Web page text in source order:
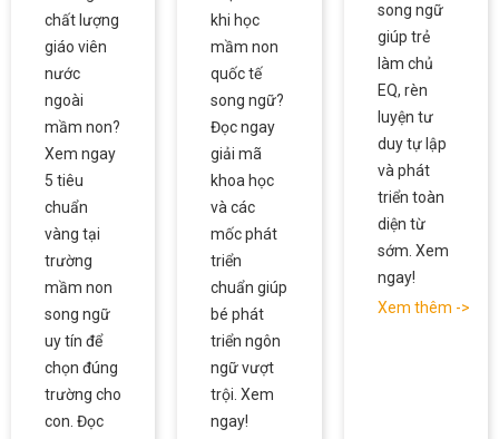
chất lượng
giáo viên
nước
ngoài
mầm non?
Xem ngay
5 tiêu
chuẩn
vàng tại
trường
mầm non
song ngữ
uy tín để
chọn đúng
trường cho
con. Đọc
khi học
mầm non
quốc tế
song ngữ?
Đọc ngay
giải mã
khoa học
và các
mốc phát
triển
chuẩn giúp
bé phát
triển ngôn
ngữ vượt
trội. Xem
ngay!
song ngữ
giúp trẻ
làm chủ
EQ, rèn
luyện tư
duy tự lập
và phát
triển toàn
diện từ
sớm. Xem
ngay!
Xem thêm ->